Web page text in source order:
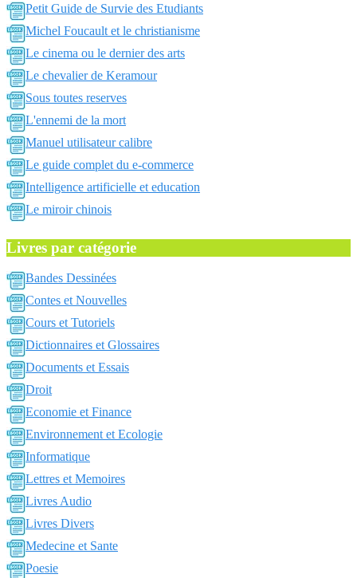
Petit Guide de Survie des Etudiants
Michel Foucault et le christianisme
Le cinema ou le dernier des arts
Le chevalier de Keramour
Sous toutes reserves
L'ennemi de la mort
Manuel utilisateur calibre
Le guide complet du e-commerce
Intelligence artificielle et education
Le miroir chinois
Livres par catégorie
Bandes Dessinées
Contes et Nouvelles
Cours et Tutoriels
Dictionnaires et Glossaires
Documents et Essais
Droit
Economie et Finance
Environnement et Ecologie
Informatique
Lettres et Memoires
Livres Audio
Livres Divers
Medecine et Sante
Poesie